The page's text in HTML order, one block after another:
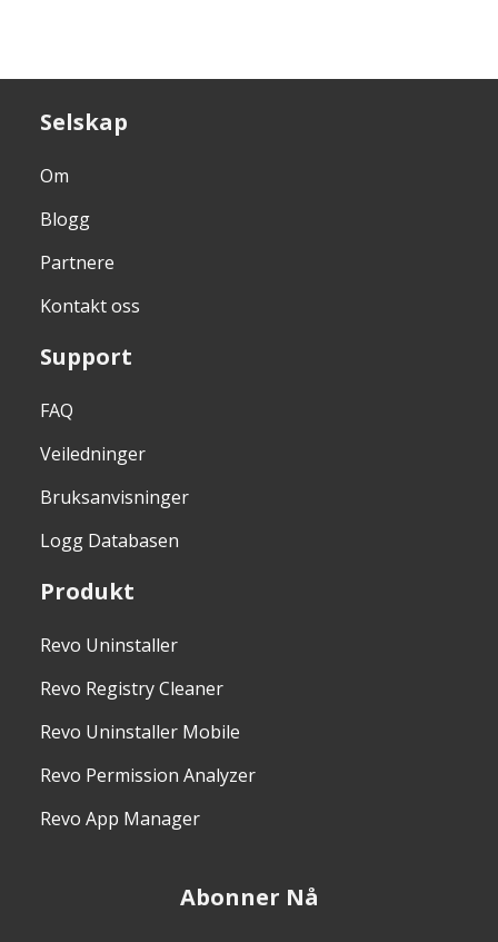
Selskap
Om
Blogg
Partnere
Kontakt oss
Support
FAQ
Veiledninger
Bruksanvisninger
Logg Databasen
Produkt
Revo Uninstaller
Revo Registry Cleaner
Revo Uninstaller Mobile
Revo Permission Analyzer
Revo App Manager
Abonner Nå